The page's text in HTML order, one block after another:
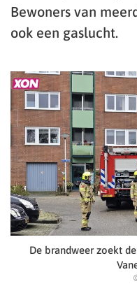
Bewoners van
ook een gaslucht.
De brandweer zoekt